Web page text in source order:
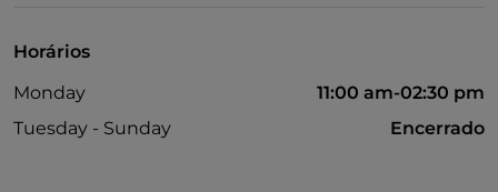
Horários
Monday
11:00 am-02:30 pm
Tuesday - Sunday
Encerrado